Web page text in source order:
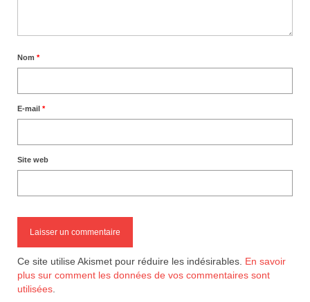
Nom *
E-mail *
Site web
Ce site utilise Akismet pour réduire les indésirables. En savoir
plus sur comment les données de vos commentaires sont
utilisées